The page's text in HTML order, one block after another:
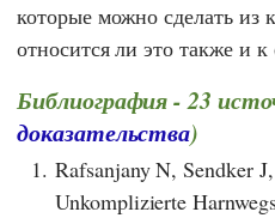
которые можно сделать из
относится ли это также и к
Библиография - 23
доказательства)
1. Rafsanjany N, Sendker
Unkomplizierte